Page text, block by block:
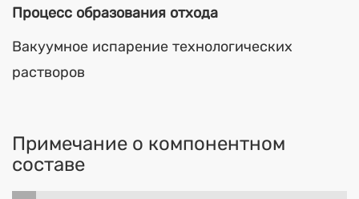
Процесс образования отхода
Вакуумное испарение технологических
растворов
Примечание о компонентном
составе